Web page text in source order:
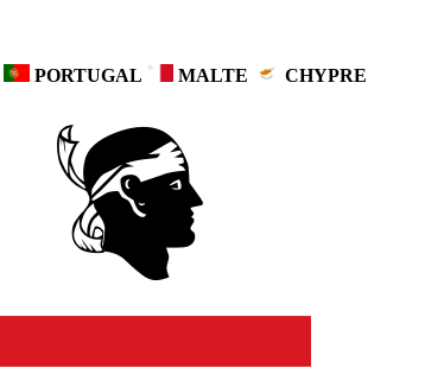
PORTUGAL MALTE CHYPRE